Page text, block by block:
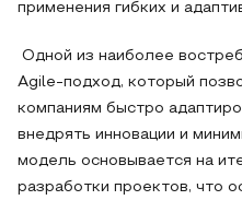
применения гибких и
Одной из наиболее
Agile-подход, который
компаниям быстро
внедрять инновации и
модель основывается на
разработки проектов, что